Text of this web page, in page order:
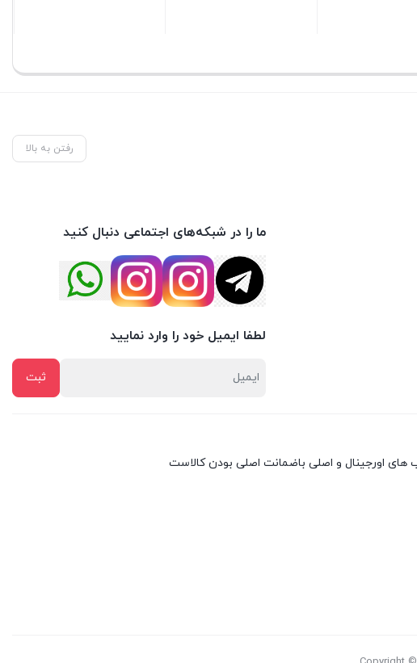
رفتن به بالا
ما را در شبکه‌های اجتماعی دنبال کنید
لطفا ایمیل خود را وارد نمایید